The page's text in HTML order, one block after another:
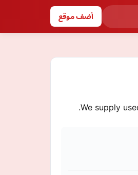
أضف موقع
We supply